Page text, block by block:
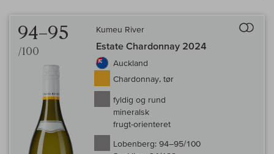
94–95
/100
Kumeu River
Estate Chardonnay 2024
Auckland
Chardonnay, tør
fyldig og rund
mineralsk
frugt-orienteret
Lobenberg: 94–95/100